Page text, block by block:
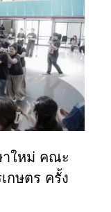
ใหม่ คณะ
กษตร ครั้ง